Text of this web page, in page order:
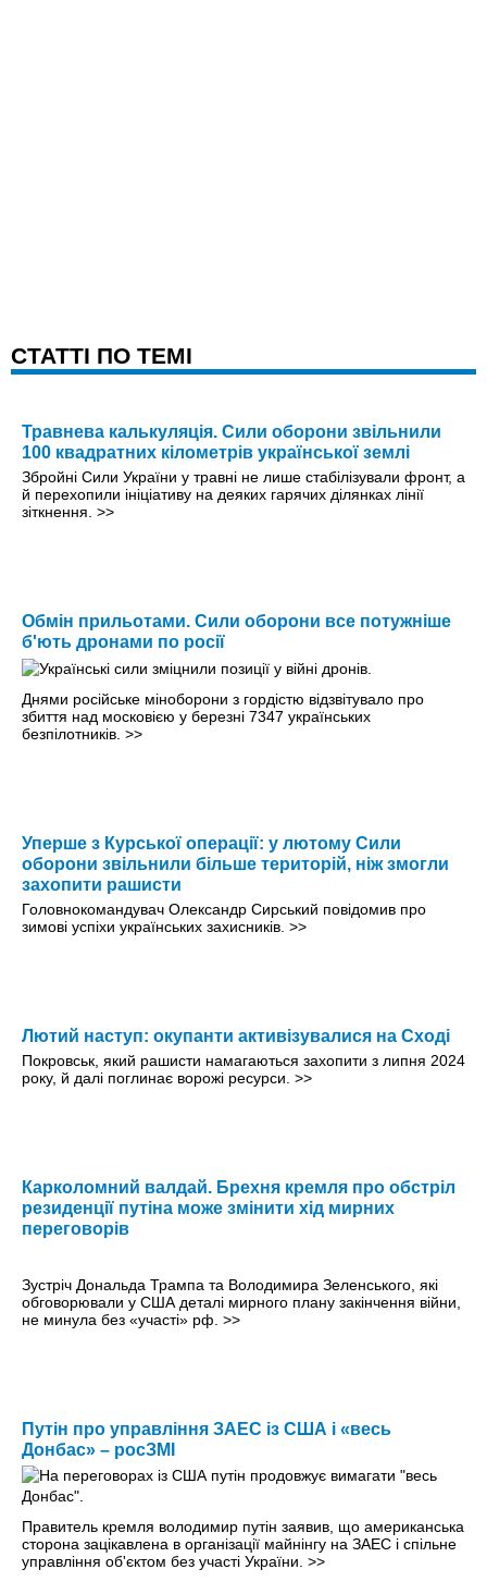
CТАТТІ ПО ТЕМІ
Травнева калькуляція. Сили оборони звільнили
100 квадратних кілометрів української землі
Збройні Сили України у травні не лише стабілізували фронт, а
й перехопили ініціативу на деяких гарячих ділянках лінії
зіткнення. >>
Обмін прильотами. Сили оборони все потужніше
б'ють дронами по росії
Днями російське міноборони з гордістю відзвітувало про
збиття над московією у березні 7347 українських
безпілотників. >>
Уперше з Курської операції: у лютому Сили
оборони звільнили більше територій, ніж змогли
захопити рашисти
Головнокомандувач Олександр Сирський повідомив про
зимові успіхи українських захисників. >>
Лютий наступ: окупанти активізувалися на Сході
Покровськ, який рашисти намагаються захопити з липня 2024
року, й далі поглинає ворожі ресурси. >>
Карколомний валдай. Брехня кремля про обстріл
резиденції путіна може змінити хід мирних
переговорів
Зустріч Дональда Трампа та Володимира Зеленського, які
обговорювали у США деталі мирного плану закінчення війни,
не минула без «участі» рф. >>
Путін про управління ЗАЕС із США і «весь
Донбас» – росЗМІ
Правитель кремля володимир путін заявив, що американська
сторона зацікавлена в організації майнінгу на ЗАЕС і спільне
управління об'єктом без участі України. >>